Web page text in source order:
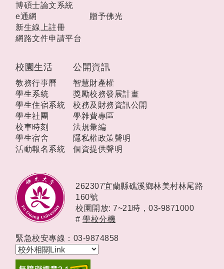
校園生活
教務行事曆
學生系統
學生住宿系統
學生社團
校車時刻
學生宿舍
活動報名系統
公開資訊
智慧財產權
獎勵校務發展計畫
校務及財務資訊公開
學雜費專區
法規彙編
隱私權政策聲明
個資提供聲明
博碩士論文系統
e通網
新生線上註冊
網路文件申請平台
贈予佛光
262307宜蘭縣礁溪鄉林美村林尾路
160號
校園開放: 7~21時， 03-9871000
# 學校分機
緊急校安專線：03-9874858